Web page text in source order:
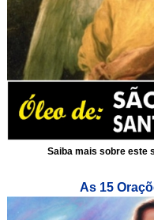
Saiba mais sobre este
As 15